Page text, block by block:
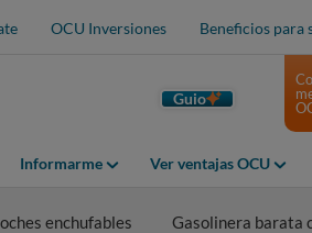
OCU Inversiones Beneficios para
Guio
Informarme Ver ventajas OCU
enchufables Gasolinera barata